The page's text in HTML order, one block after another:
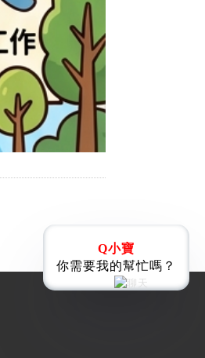
Q小寶
你需要我的幫忙嗎？